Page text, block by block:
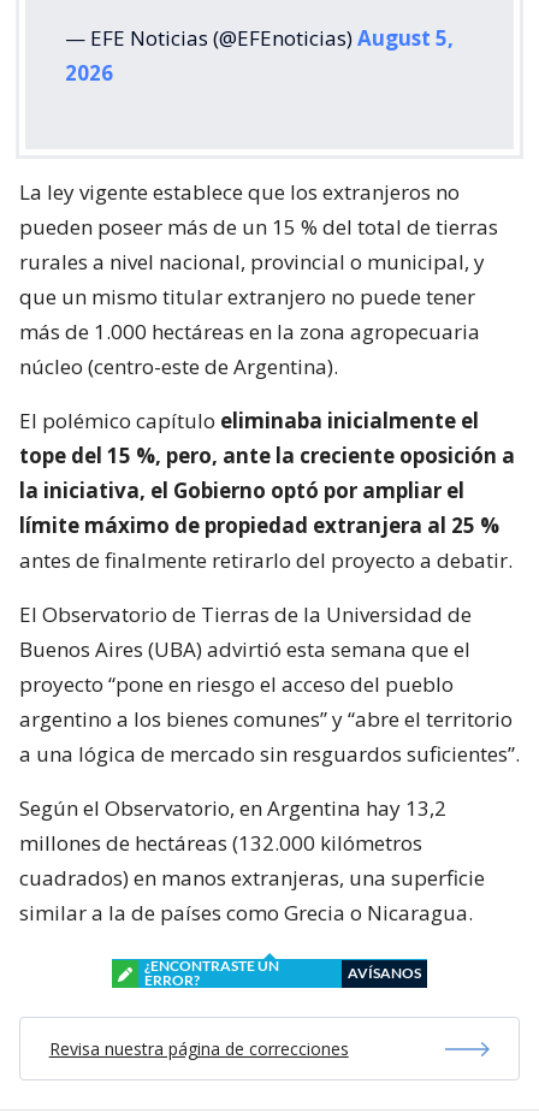
— EFE Noticias (@EFEnoticias)August 5,
2026
La ley vigente establece que los extranjeros no
pueden poseer más de un 15 % del total de tierras
rurales a nivel nacional, provincial o municipal, y
que un mismo titular extranjero no puede tener
más de 1.000 hectáreas en la zona agropecuaria
núcleo (centro-este de Argentina).
El polémico capítulo eliminaba inicialmente el
tope del 15 %, pero, ante la creciente oposición a
la iniciativa, el Gobierno optó por ampliar el
límite máximo de propiedad extranjera al 25 %
antes de finalmente retirarlo del proyecto a debatir.
El Observatorio de Tierras de la Universidad de
Buenos Aires (UBA) advirtió esta semana que el
proyecto “pone en riesgo el acceso del pueblo
argentino a los bienes comunes” y “abre el territorio
a una lógica de mercado sin resguardos suficientes”.
Según el Observatorio, en Argentina hay 13,2
millones de hectáreas (132.000 kilómetros
cuadrados) en manos extranjeras, una superficie
similar a la de países como Grecia o Nicaragua.
¿ENCONTRASTE UN
ERROR?
AVÍSANOS
Revisa nuestra página de correcciones